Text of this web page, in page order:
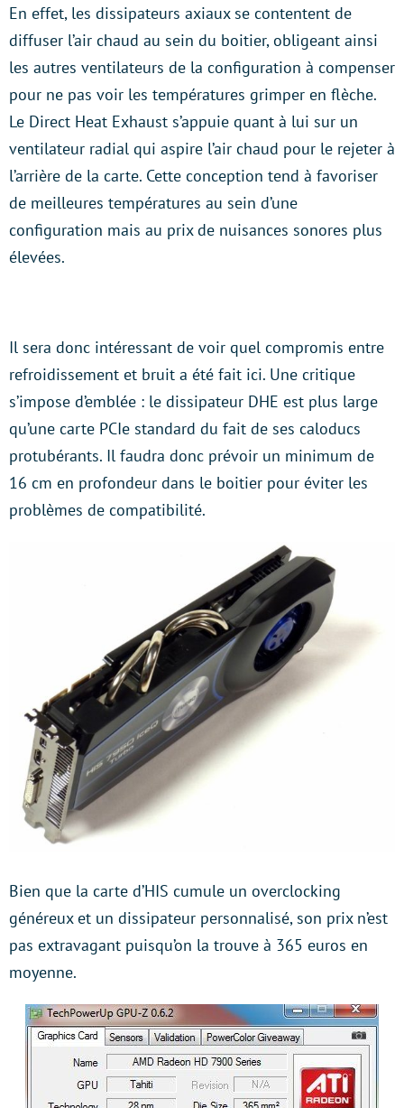
En effet, les dissipateurs axiaux se contentent de
diffuser l’air chaud au sein du boitier, obligeant ainsi
les autres ventilateurs de la configuration à compenser
pour ne pas voir les températures grimper en flèche.
Le Direct Heat Exhaust s’appuie quant à lui sur un
ventilateur radial qui aspire l’air chaud pour le rejeter à
l’arrière de la carte. Cette conception tend à favoriser
de meilleures températures au sein d’une
configuration mais au prix de nuisances sonores plus
élevées.
Il sera donc intéressant de voir quel compromis entre
refroidissement et bruit a été fait ici. Une critique
s’impose d’emblée : le dissipateur DHE est plus large
qu’une carte PCIe standard du fait de ses caloducs
protubérants. Il faudra donc prévoir un minimum de
16 cm en profondeur dans le boitier pour éviter les
problèmes de compatibilité.
Bien que la carte d’HIS cumule un overclocking
généreux et un dissipateur personnalisé, son prix n’est
pas extravagant puisqu’on la trouve à 365 euros en
moyenne.